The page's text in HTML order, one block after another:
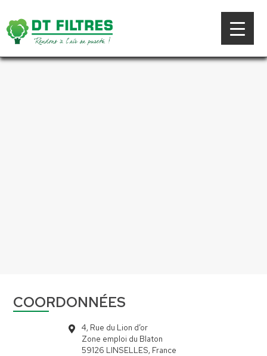
COORDONNÉES
4, Rue du Lion d’or
Zone emploi du Blaton
59126 LINSELLES, France